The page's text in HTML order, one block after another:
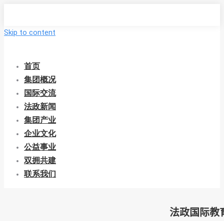
Skip to content
首页
集团概况
国际交流
法政新闻
集团产业
企业文化
公益事业
双拥共建
联系我们
法政国际教